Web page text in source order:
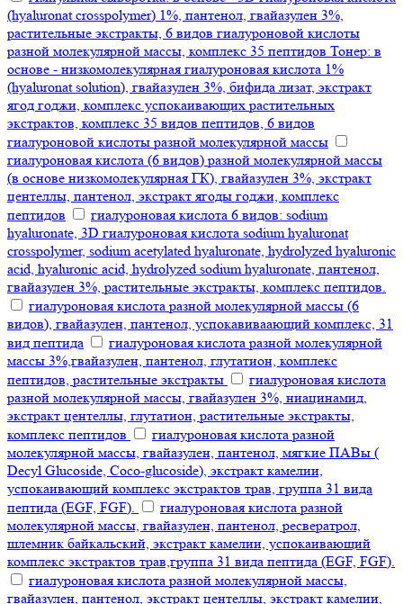
(hyaluronat crosspolymer) 1%, пантенол, гвайазулен 3%,
растительные экстракты, 6 видов гиалуроновой кислоты
разной молекулярной массы, комплекс 35 пептидов Тонер: в
основе - низкомолекулярная гиалуроновая кислота 1%
(hyaluronat solution), гвайазулен 3%, бифида лизат, экстракт
ягод годжи, комплекс успокаивающих растительных
экстрактов, комплекс 35 видов пептидов, 6 видов
гиалуроновой кислоты разной молекулярной массы
гиалуроновая кислота (6 видов) разной молекулярной массы
(в основе низкомолекулярная ГК), гвайазулен 3%, экстракт
центеллы, пантенол, экстракт ягоды годжи, комплекс
пептидов
гиалуроновая кислота 6 видов: sodium
hyaluronate, 3D гиалуроновая кислота sodium hyaluronat
crosspolymer, sodium acetylated hyaluronate, hydrolyzed hyaluronic
acid, hyaluronic acid, hydrolyzed sodium hyaluronate, пантенол,
гвайазулен 3%, растительные экстракты, комплекс пептидов.
гиалуроновая кислота разной молекулярной массы (6
видов), гвайазулен, пантенол, успокавиваающий комплекс, 31
вид пептида
гиалуроновая кислота разной молекулярной
массы 3%,гвайазулен, пантенол, глутатион, комплекс
пептидов, растительные экстракты
гиалуроновая кислота
разной молекулярной массы, гвайазулен 3%, ниацинамид,
экстракт центеллы, глутатион, растительные экстракты,
комплекс пептидов
гиалуроновая кислота разной
молекулярной массы, гвайазулен, пантенол, мягкие ПАВы (
Decyl Glucoside, Coco-glucoside), экстракт камелии,
успокаивающий комплекс экстрактов трав, группа 31 вида
пептида (EGF, FGF).
гиалуроновая кислота разной
молекулярной массы, гвайазулен, пантенол, ресвератрол,
шлемник байкальский, экстракт камелии, успокаивающий
комплекс экстрактов трав,группа 31 вида пептида (EGF, FGF).
гиалуроновая кислота разной молекулярной массы,
гвайазулен, пантенол, экстракт центеллы, экстракт камелии,